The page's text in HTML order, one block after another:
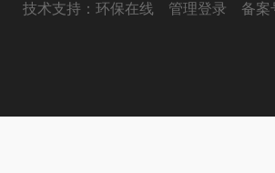
技术支持： 环保在线 管理登录 备案